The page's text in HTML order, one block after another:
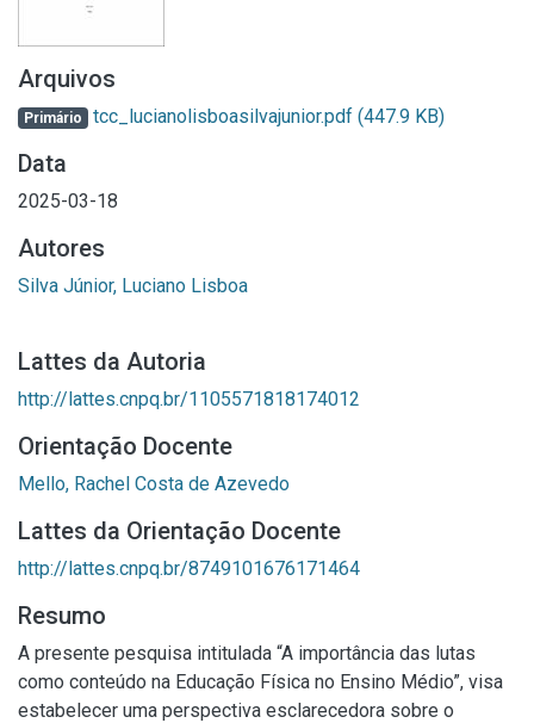
Arquivos
Primário tcc_lucianolisboasilvajunior.pdf (447.9 KB)
Data
2025-03-18
Autores
Silva Júnior, Luciano Lisboa
Lattes da Autoria
http://lattes.cnpq.br/1105571818174012
Orientação Docente
Mello, Rachel Costa de Azevedo
Lattes da Orientação Docente
http://lattes.cnpq.br/8749101676171464
Resumo
A presente pesquisa intitulada “A importância das lutas
como conteúdo na Educação Física no Ensino Médio”, visa
estabelecer uma perspectiva esclarecedora sobre o